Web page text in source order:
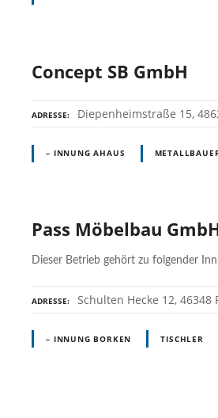
Concept SB GmbH
ADRESSE Diepenheimstraße 15,
– INNUNG AHAUS
Pass Möbelbau
Dieser Betrieb gehört zu folgender
ADRESSE Schulten Hecke 12,
– INNUNG BORKEN TISCHLER